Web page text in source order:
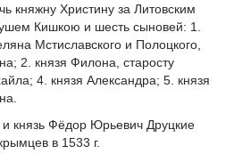
княжну Христину за Литовским
Кишкою и шесть сыновей: 1.
Мстиславского и Полоцкого,
2. князя Филона, старосту
4. князя Александра; 5. князя
князь Фёдор Юрьевич Друцкие
в 1533 г.